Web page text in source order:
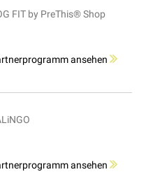
FIT by PreThis® Shop
ansehen
ansehen